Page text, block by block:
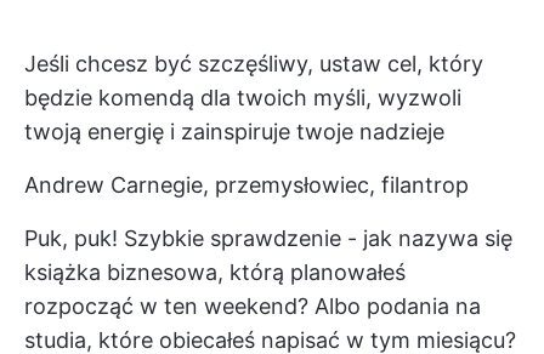
Jeśli chcesz być szczęśliwy, ustaw cel, który
będzie komendą dla twoich myśli, wyzwoli
twoją energię i zainspiruje twoje nadzieje
Andrew Carnegie, przemysłowiec, filantrop
Puk, puk! Szybkie sprawdzenie - jak nazywa się
książka biznesowa, którą planowałeś
rozpocząć w ten weekend? Albo podania na
studia, które obiecałeś napisać w tym miesiącu?